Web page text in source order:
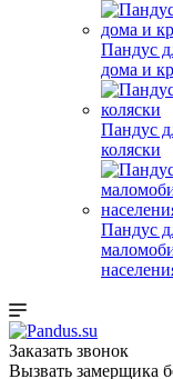
Пандус
дома и
Пандус
коляски
Пандус
Заказать звонок
Вызвать замерщика